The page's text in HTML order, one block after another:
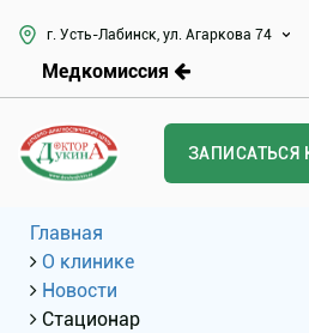
г. Усть-Лабинск, ул. Агаркова 74
Медкомиссия
ЗАПИСАТЬСЯ
Главная
О клинике
Новости
Стационар